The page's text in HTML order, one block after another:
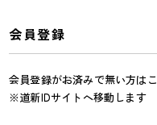
会員登録
会員登録がお済みで無い方は
※道新IDサイトへ移動します